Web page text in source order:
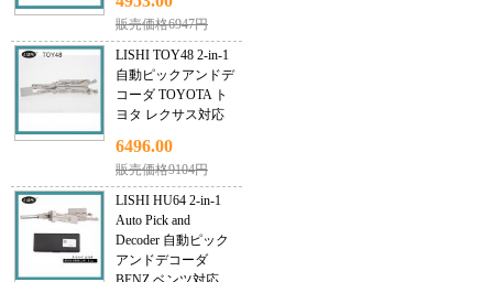
販売価格6947円
LISHI TOY48 2-in-1
自動ピックアンドデ
コーダ TOYOTA ト
ヨタ レクサス対応
6496.00
販売価格9104円
LISHI HU64 2-in-1
Auto Pick and
Decoder 自動ピック
アンドデコーダ